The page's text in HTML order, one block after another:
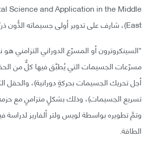
Science and Application in the Middle
East)، شارف على تدوير أولى جسيماته الدُّون ذريّة.
*السينكروترون أو المسرّع الدوراني التزامني
مسرّعات الجسيمات التي يُطبَّق فيها كلٌّ من
أجل تحريك الجسيمات بحركةٍ دورانية)، والحقل
تسريع الجسيمات)، وذلك بشكلٍ متزامنٍ مع
وتمَّ تطويره بواسطة لويس ولتر ألفاريز لدراسة
الطاقة.